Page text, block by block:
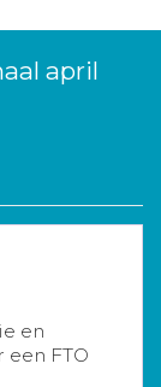
april
en
FTO